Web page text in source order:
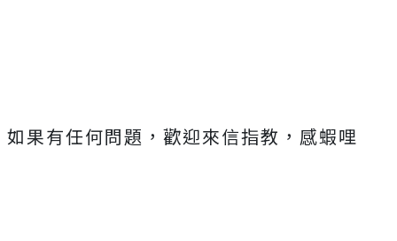
如果有任何問題，歡迎來信指教，感蝦哩